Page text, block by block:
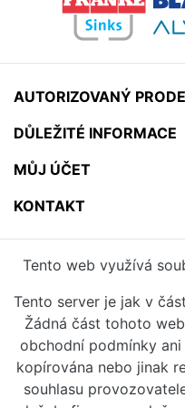
AUTORIZOVANÝ
DŮLEŽITÉ INFORMACE
MŮJ ÚČET
KONTAKT
Tento web využívá
Tento server je jak v
Žádná část tohoto
obchodní podmínky
kopírována nebo jinak
souhlasu